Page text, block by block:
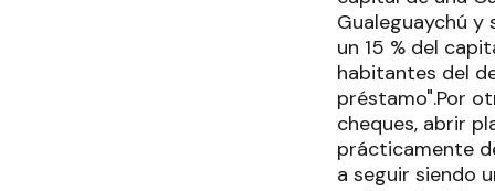
Gualeguaychú y
un 15 % del
habitantes del
préstamo".Por
cheques, abrir
prácticamente
a seguir siendo